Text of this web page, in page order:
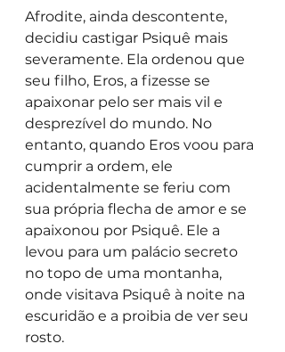
Afrodite, ainda descontente,
decidiu castigar Psiquê mais
severamente. Ela ordenou que
seu filho, Eros, a fizesse se
apaixonar pelo ser mais vil e
desprezível do mundo. No
entanto, quando Eros voou para
cumprir a ordem, ele
acidentalmente se feriu com
sua própria flecha de amor e se
apaixonou por Psiquê. Ele a
levou para um palácio secreto
no topo de uma montanha,
onde visitava Psiquê à noite na
escuridão e a proibia de ver seu
rosto.